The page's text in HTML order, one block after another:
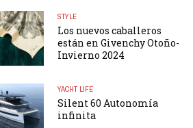
STYLE
Los nuevos caballeros
están en Givenchy Otoño-
Invierno 2024
YACHT LIFE
Silent 60 Autonomía
infinita